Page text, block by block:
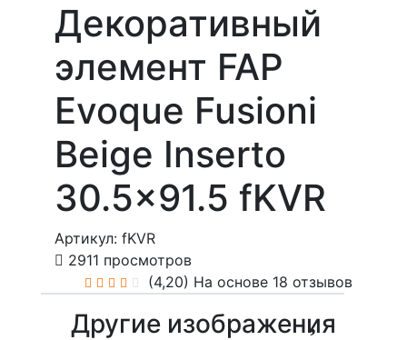
Декоративный
элемент FAP
Evoque Fusioni
Beige Inserto
30.5x91.5 fKVR
Артикул: fKVR
2911 просмотров
(4,20) На основе 18 отзывов
Другие изображения